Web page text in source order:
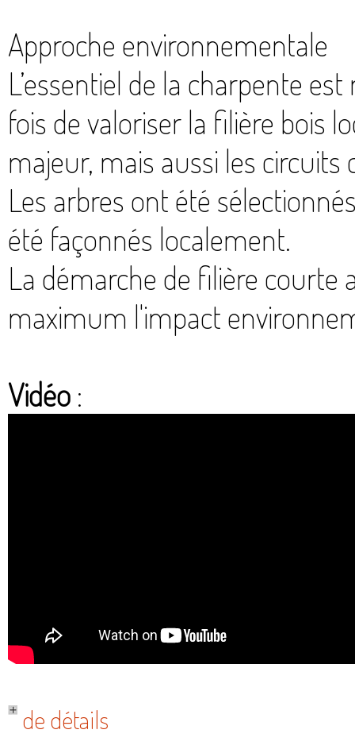
Approche environnementale
L’essentiel de la charpente
fois de valoriser la filière bois
majeur, mais aussi les circuits
Les arbres ont été
été façonnés localement.
La démarche de filière courte
maximum l'impact
Vidéo :
de détails